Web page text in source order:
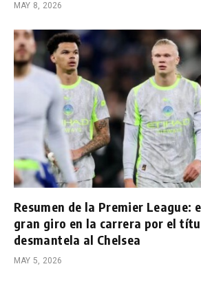
MAY 8, 2026
Resumen de la Premier League:
gran giro en la carrera por el
desmantela al Chelsea
MAY 5, 2026